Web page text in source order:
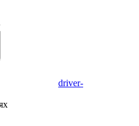
driver-